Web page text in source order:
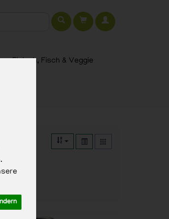
Fleisch, Fisch & Veggie